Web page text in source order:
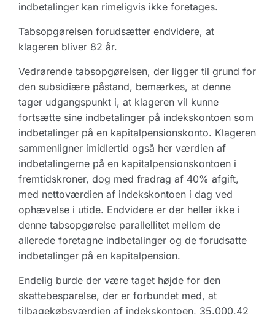
indbetalinger kan rimeligvis ikke foretages.
Tabsopgørelsen forudsætter endvidere, at
klageren bliver 82 år.
Vedrørende tabsopgørelsen, der ligger til grund for
den subsidiære påstand, bemærkes, at denne
tager udgangspunkt i, at klageren vil kunne
fortsætte sine indbetalinger på indekskontoen som
indbetalinger på en kapitalpensionskonto. Klageren
sammenligner imidlertid også her værdien af
indbetalingerne på en kapitalpensionskontoen i
fremtidskroner, dog med fradrag af 40% afgift,
med nettoværdien af indekskontoen i dag ved
ophævelse i utide. Endvidere er der heller ikke i
denne tabsopgørelse parallellitet mellem de
allerede foretagne indbetalinger og de forudsatte
indbetalinger på en kapitalpension.
Endelig burde der være taget højde for den
skattebesparelse, der er forbundet med, at
tilbagekøbsværdien af indekskontoen, 35.000,42